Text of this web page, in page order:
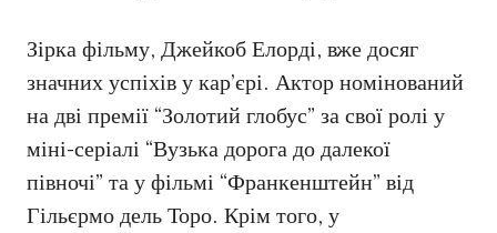
Зірка фільму, Джейкоб Елорді, вже досяг
значних успіхів у кар’єрі. Актор номінований
на дві премії “Золотий глобус” за свої ролі у
міні-серіалі “Вузька дорога до далекої
півночі” та у фільмі “Франкенштейн” від
Гільєрмо дель Торо. Крім того, у